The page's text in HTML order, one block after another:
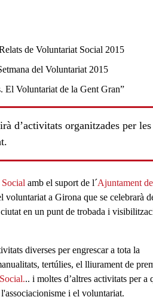
d’activitats organitzades per les
amb el suport de l´Ajuntament de
voluntariat a Girona que se celebrarà
en un punt de trobada i
diverses per engrescar a tota la
tertúlies, el lliurament de
.. i moltes d’altres activitats per a
i el voluntariat.